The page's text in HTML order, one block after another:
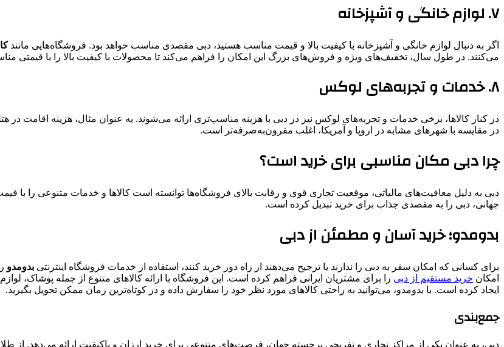
۷. لوازم خانگی و آشپزخانه
اگر به دنبال لوازم خانگی و آشپزخانه با کیفیت بالا و قیمت مناسب هستید، دبی مقصدی مناسب خواهد بود. فروشگاه‌هایی مانند
می‌کنند. در طول سال، تخفیف‌های ویژه و فروش‌های بزرگ این امکان را فراهم می‌کند تا محصولات با کیفیت بالا را با قیمتی
۸. خدمات و تجربه‌های لوکس
در کنار کالاها، برخی خدمات و تجربه‌های لوکس نیز در دبی با هزینه مناسب‌تری ارائه می‌شوند. به عنوان مثال، هزینه اقامت
در مقایسه با شهرهای مشابه در اروپا و آمریکا، اغلب مقرون‌به‌صرفه‌تر است.
چرا دبی مکان مناسبی برای خرید است؟
دبی به دلیل معافیت‌های مالیاتی، موقعیت تجاری قوی و رقابت بالای فروشگاه‌ها توانسته است کالاها و خدمات متنوعی را با
جهانی، دبی را به مقصدی جذاب برای خرید تبدیل کرده است.
بدومدو؛ خرید آسان و مطمئن از دبی
برای کسانی که امکان سفر به دبی را ندارند یا ترجیح می‌دهند از راه دور خرید کنند، استفاده از خدمات فروشگاه اینترنتی بدومدو
امکان خرید مستقیم از دبی را برای مشتریان ایرانی فراهم کرده است. این فروشگاه با ارائه کالاهای متنوع از جمله پوشاک،
ایجاد کرده است. با بدومدو، می‌توانید به راحتی کالاهای مورد نظر خود را سفارش داده و در کوتاه‌ترین زمان ممکن تحویل بگیرید.
جمع‌بندی
دبی، به عنوان یکی از مراکز تجاری و تفریحی برجسته جهان، فرصت‌های متنوعی برای خرید ارزان و باکیفیت ارائه می‌دهد. از طلا